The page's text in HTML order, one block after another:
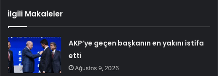
İlgili Makaleler
AKP’ye geçen başkanın en yakını istifa
etti
Ağustos 9, 2026